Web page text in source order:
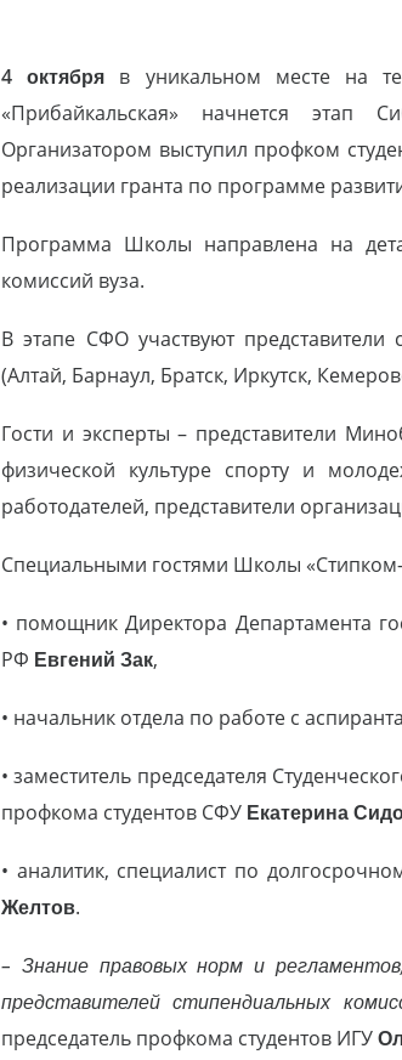
4 октября в уникальном месте на
«Прибайкальская» начнется этап
Организатором выступил профком
реализации гранта по программе
Программа Школы направлена на
комиссий вуза.
В этапе СФО участвуют представители
(Алтай, Барнаул, Братск, Иркутск,
Гости и эксперты – представители
физической культуре спорту и
работодателей, представители
Специальными гостями Школы «Стипком-
• помощник Директора Департамента
РФ Евгений Зак,
• начальник отдела по работе с
• заместитель председателя
профкома студентов СФУ Екатерина
• аналитик, специалист по
Желтов.
– Знание правовых норм и
представителей стипендиальных
председатель профкома студентов ИГУ